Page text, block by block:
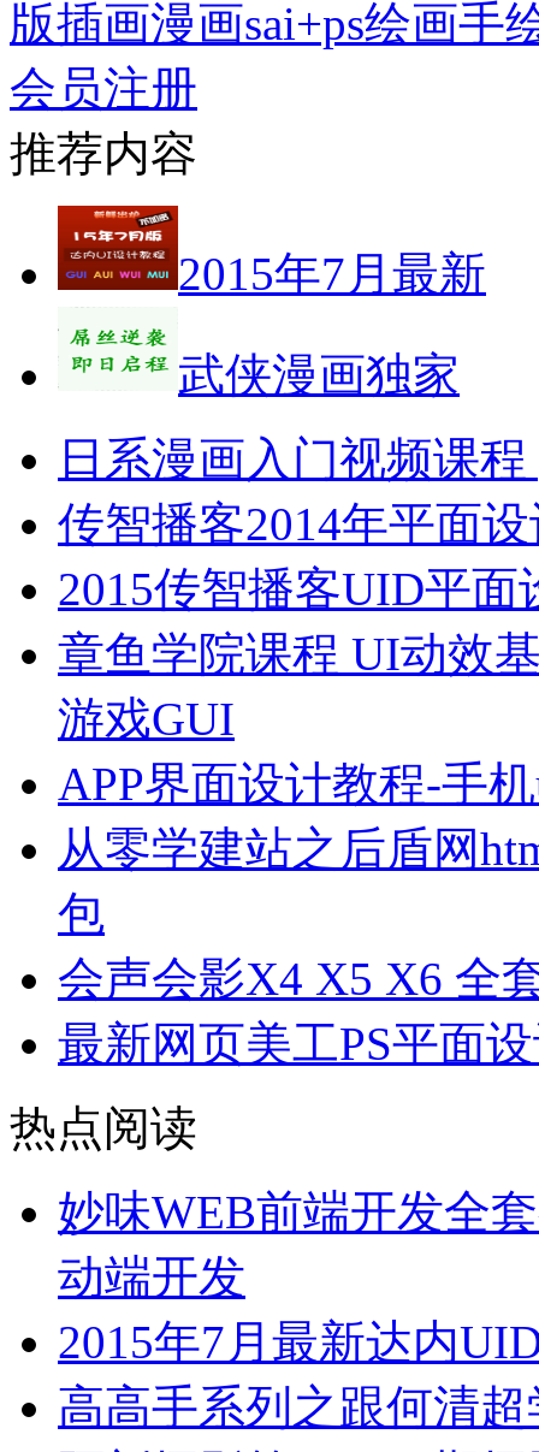
版插画漫画sai+ps绘画手
会员注册
推荐内容
2015年7月最新
武侠漫画独家
日系漫画入门视频课
传智播客2014年平面
2015传智播客UID平
章鱼学院课程 UI动效
游戏GUI
APP界面设计教程-手
从零学建站之后盾网
包
会声会影X4 X5 X6 全
最新网页美工PS平面
热点阅读
妙味WEB前端开发全
动端开发
2015年7月最新达内
高高手系列之跟何清